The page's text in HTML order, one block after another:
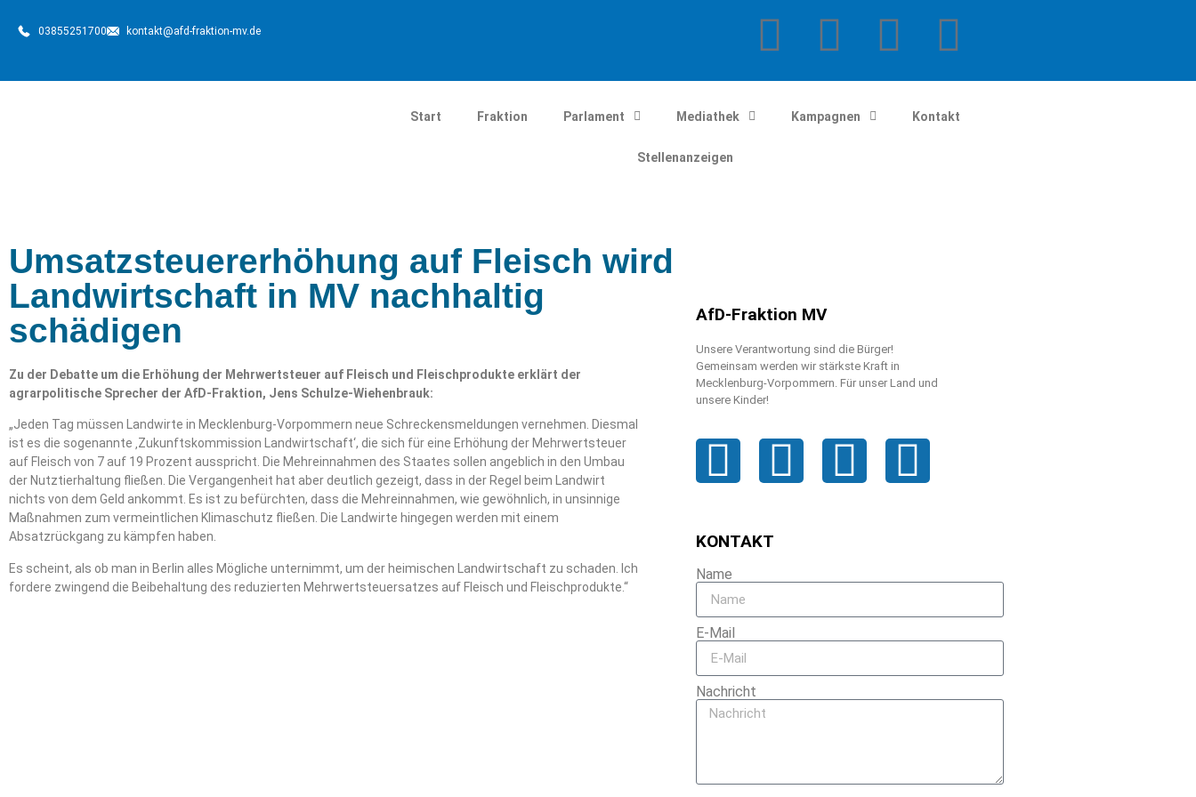
03855251700 kontakt@afd-fraktion-mv.de
Start Fraktion Parlament Mediathek Kampagnen Kontakt
Stellenanzeigen
Umsatzsteuererhöhung auf Fleisch wird
Landwirtschaft in MV nachhaltig
schädigen
Zu der Debatte um die Erhöhung der Mehrwertsteuer auf Fleisch und Fleischprodukte erklärt der
agrarpolitische Sprecher der AfD-Fraktion, Jens Schulze-Wiehenbrauk:
„Jeden Tag müssen Landwirte in Mecklenburg-Vorpommern neue Schreckensmeldungen vernehmen. Diesmal
ist es die sogenannte ‚Zukunftskommission Landwirtschaft‘, die sich für eine Erhöhung der Mehrwertsteuer
auf Fleisch von 7 auf 19 Prozent ausspricht. Die Mehreinnahmen des Staates sollen angeblich in den Umbau
der Nutztierhaltung fließen. Die Vergangenheit hat aber deutlich gezeigt, dass in der Regel beim Landwirt
nichts von dem Geld ankommt. Es ist zu befürchten, dass die Mehreinnahmen, wie gewöhnlich, in unsinnige
Maßnahmen zum vermeintlichen Klimaschutz fließen. Die Landwirte hingegen werden mit einem
Absatzrückgang zu kämpfen haben.
Es scheint, als ob man in Berlin alles Mögliche unternimmt, um der heimischen Landwirtschaft zu schaden. Ich
fordere zwingend die Beibehaltung des reduzierten Mehrwertsteuersatzes auf Fleisch und Fleischprodukte.“
AfD-Fraktion MV
Unsere Verantwortung sind die Bürger!
Gemeinsam werden wir stärkste Kraft in
Mecklenburg-Vorpommern. Für unser Land und
unsere Kinder!
KONTAKT
Name
E-Mail
Nachricht